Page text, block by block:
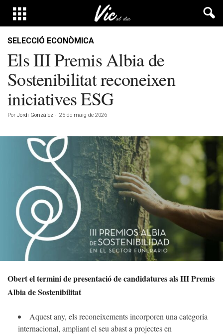
SELECCIÓ ECONÒMICA
Els III Premis Albia de
Sostenibilitat reconeixen
iniciatives ESG
Por Jordi González - 25 de maig de 2026
Obert el termini de presentació de candidatures als III Premis
Albia de Sostenibilitat
Aquest any, els reconeixements incorporen una categoria
internacional, ampliant el seu abast a projectes en